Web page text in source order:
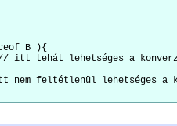
B ){
itt tehát lehetséges a
nem feltétlenül lehetséges a